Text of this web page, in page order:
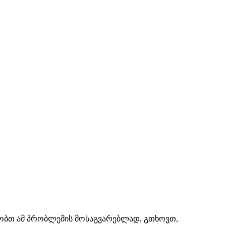
ამ პრობლემის მოსაგვარებლად, გთხოვთ,